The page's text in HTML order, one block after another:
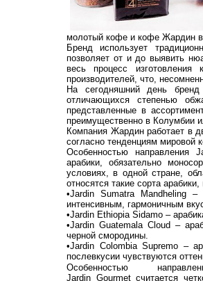
молотый кофе и кофе Жардин в
Бренд использует
позволяет от и до выявить
весь процесс
производителей, что,
На сегодняшний день
отличающихся степенью
представленные в
преимущественно в Колумбии
Компания Жардин работает в
согласно тенденциям мировой
Особенностью направления
арабики, обязательно
условиях, в одной стране,
относятся такие сорта арабики,
•Jardin Sumatra Mandheling
интенсивным, гармоничным
•Jardin Ethiopia Sidamo –
•Jardin Guatemala Cloud –
черной смородины.
•Jardin Colombia Supremo –
послевкусии чувствуются
Особенностью
Jardin Gourmet считается